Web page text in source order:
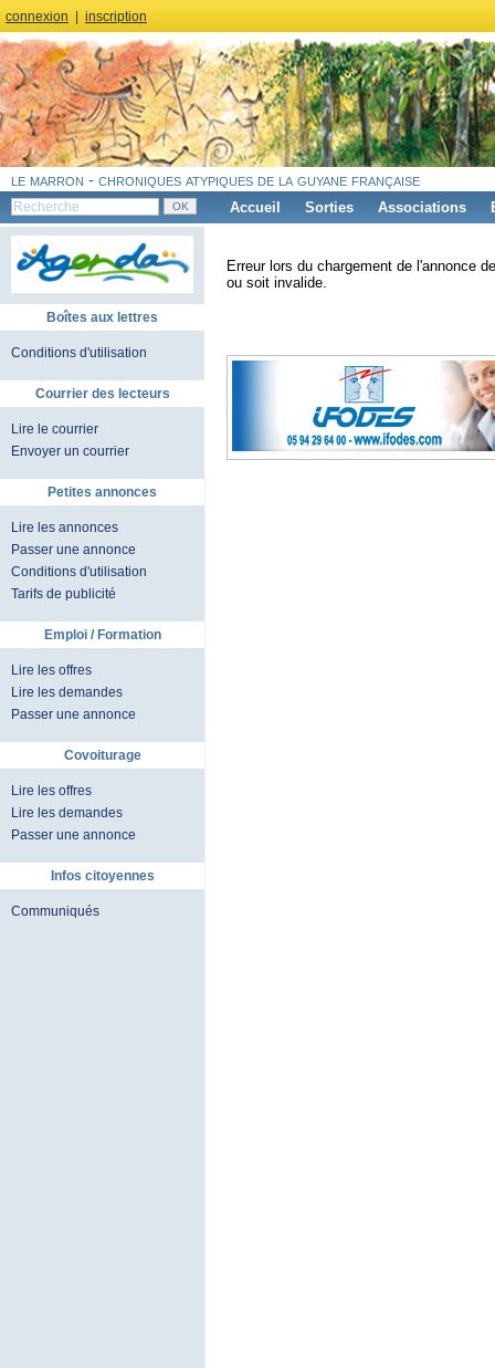
connexion inscription
le marron - chroniques atypiques de la guyane française
Accueil Sorties Associations
Boîtes aux lettres
Conditions d'utilisation
Courrier des lecteurs
Lire le courrier
Envoyer un courrier
Petites annonces
Lire les annonces
Passer une annonce
Conditions d'utilisation
Tarifs de publicité
Emploi / Formation
Lire les offres
Lire les demandes
Passer une annonce
Covoiturage
Lire les offres
Lire les demandes
Passer une annonce
Infos citoyennes
Communiqués
Erreur lors du chargement de l'annonce
ou soit invalide.